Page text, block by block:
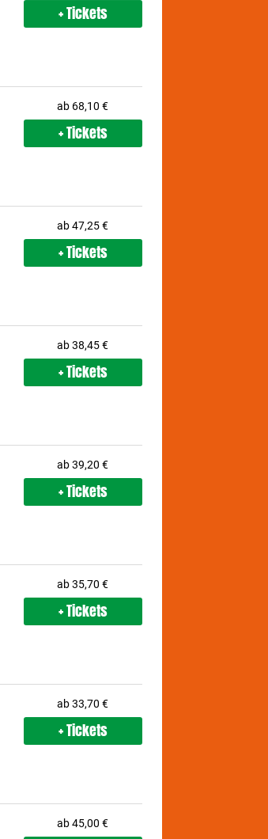
+ Tickets
ab 68,10 €
+ Tickets
ab 47,25 €
+ Tickets
ab 38,45 €
+ Tickets
ab 39,20 €
+ Tickets
ab 35,70 €
+ Tickets
ab 33,70 €
+ Tickets
ab 45,00 €